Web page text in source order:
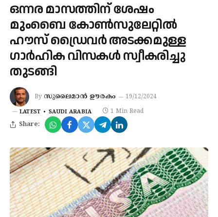
ഒന്നര മാസത്തിന് ശേഷം
മുംബൈ കോണ്‍സുലേറ്റില്‍
ഹൗസ് ഡ്രൈവർ അടക്കമുള്ള
ഗാര്‍ഹിക വിസകള്‍ സ്വീകരിച്ചു
തുടങ്ങി
By സുലൈമാൻ ഊരകം 19/12/2024
LATEST SAUDI ARABIA 1 Min Read
Share: